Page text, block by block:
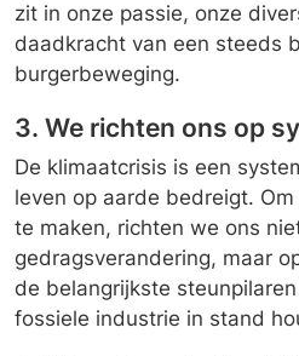
zit in onze passie, onze
daadkracht van een steeds
burgerbeweging.
3. We richten ons op
De klimaatcrisis is een
leven op aarde bedreigt.
te maken, richten we ons
gedragsverandering, maar
de belangrijkste
fossiele industrie in stand